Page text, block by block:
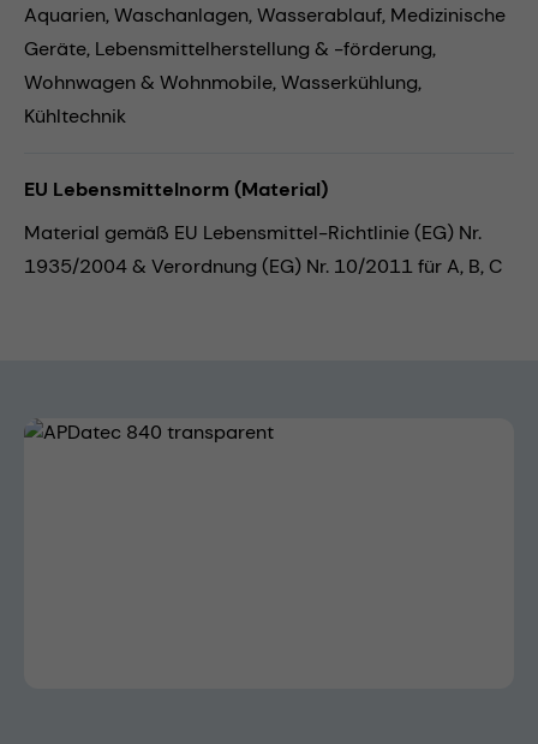
Aquarien,Waschanlagen,Wasserablauf, Medizinische
Geräte, Lebensmittelherstellung & -förderung,
Wohnwagen & Wohnmobile,Wasserkühlung,
Kühltechnik
EU Lebensmittelnorm (Material)
Material gemäß EU Lebensmittel-Richtlinie (EG) Nr.
1935/2004 & Verordnung (EG) Nr. 10/2011 für A, B, C
Bildergalerie überspringen